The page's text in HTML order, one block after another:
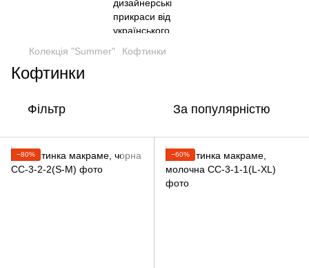
Колекція "Summer" Кофтинки
Кофтинки
Фільтр За популярністю
−80% −60%